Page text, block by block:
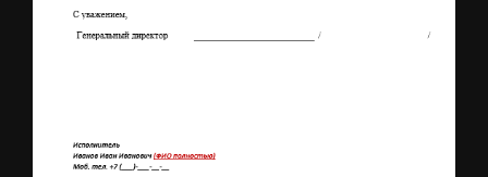
Скачать